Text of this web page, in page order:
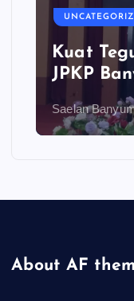
Kuat
JPKP
Saelan
About AF